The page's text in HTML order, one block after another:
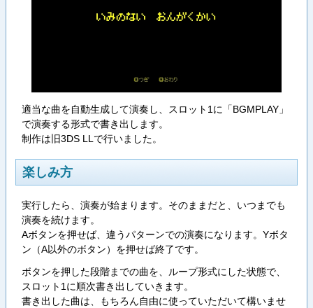
適当な曲を自動生成して演奏し、スロット1に「BGMPLAY」
で演奏する形式で書き出します。
制作は旧3DS LLで行いました。
楽しみ方
実行したら、演奏が始まります。そのままだと、いつまでも
演奏を続けます。
Aボタンを押せば、違うパターンでの演奏になります。Yボタ
ン（A以外のボタン）を押せば終了です。
ボタンを押した段階までの曲を、ループ形式にした状態で、
スロット1に順次書き出していきます。
書き出した曲は、もちろん自由に使っていただいて構いませ